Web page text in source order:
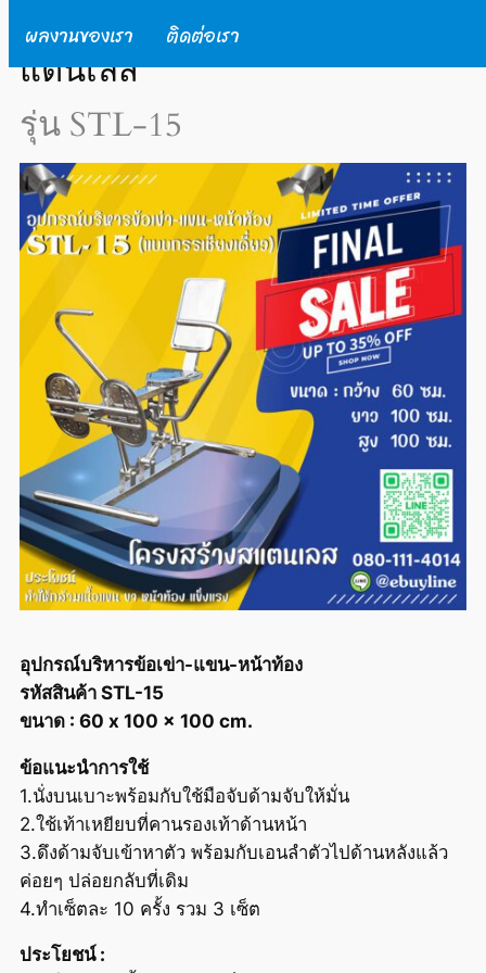
ผลงานของเรา ติดต่อเรา
เครื่องออกกำลังกายกลางแจ้งส
แตนเลส
รุ่น STL-15
อุปกรณ์บริหารข้อเข่า-แขน-หน้าท้อง
รหัสสินค้า STL-15
ขนาด : 60 x 100 x 100 cm.
ข้อแนะนำการใช้
1.นั่งบนเบาะพร้อมกับใช้มือจับด้ามจับให้มั่น
2.ใช้เท้าเหยียบที่คานรองเท้าด้านหน้า
3.ดึงด้ามจับเข้าหาตัว พร้อมกับเอนลำตัวไปด้านหลังแล้ว
ค่อยๆ ปล่อยกลับที่เดิม
4.ทำเซ็ตละ 10 ครั้ง รวม 3 เซ็ต
ประโยชน์ :